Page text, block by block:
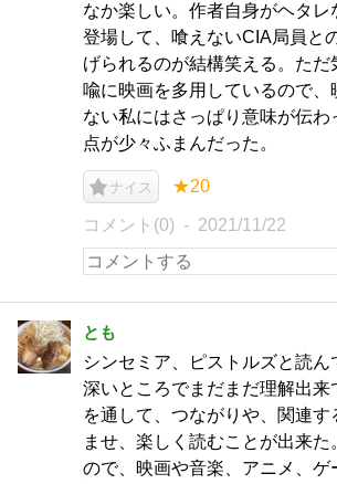
なか楽しい。作者自身がヘタレ
登場して、喰えないCIA局員と
げられるのが結構笑える。ただ
喩に映画を多用しているので、
ない私にはさっぱり意味が伝わ
点が少々ふまんだった。
ナイス ★20
コメント(0) 2021/11/22
とも
シンセミア、ピストルズと読ん
深いところでまだまだ理解出来
を通して、つながりや、関連す
ませ、楽しく読むことが出来た
ので、映画や音楽、アニメ、ゲ